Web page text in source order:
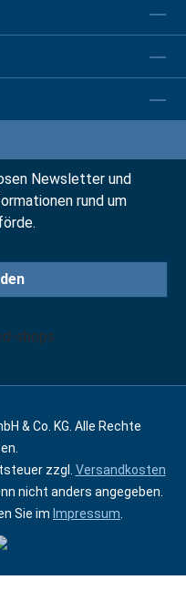
Newsletter und
rund um
& Co. KG. Alle Rechte
zzgl. Versandkosten
nicht anders angegeben.
Sie im Impressum.